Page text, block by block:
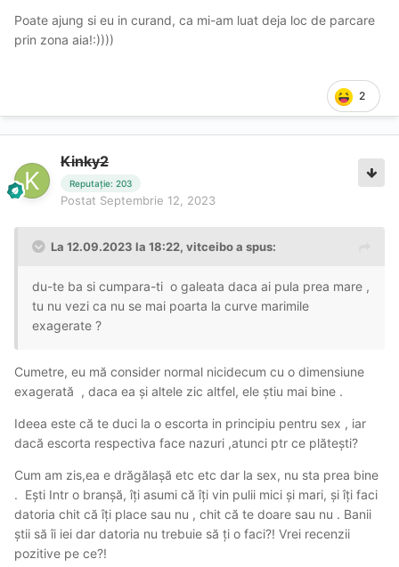
Poate ajung si eu in curand, ca mi-am luat deja loc de parcare
prin zona aia!:))))
2
Kinky2
Reputație: 203
Postat Septembrie 12, 2023
La 12.09.2023 la 18:22, vitceiboa spus:
du-te ba si cumpara-ti o galeata daca ai pula prea mare ,
tu nu vezi ca nu se mai poarta la curve marimile
exagerate ?
Cumetre, eu mă consider normal nicidecum cu o dimensiune
exagerată , daca ea și altele zic altfel, ele știu mai bine .
Ideea este că te duci la o escorta in principiu pentru sex , iar
dacă escorta respectiva face nazuri ,atunci ptr ce plătești?
Cum am zis,ea e drăgălașă etc etc dar la sex, nu sta prea bine
. Ești Intr o branșă, îți asumi că îți vin pulii mici și mari, și îți faci
datoria chit că îți place sau nu , chit că te doare sau nu . Banii
știi să îi iei dar datoria nu trebuie să ți o faci?! Vrei recenzii
pozitive pe ce?!